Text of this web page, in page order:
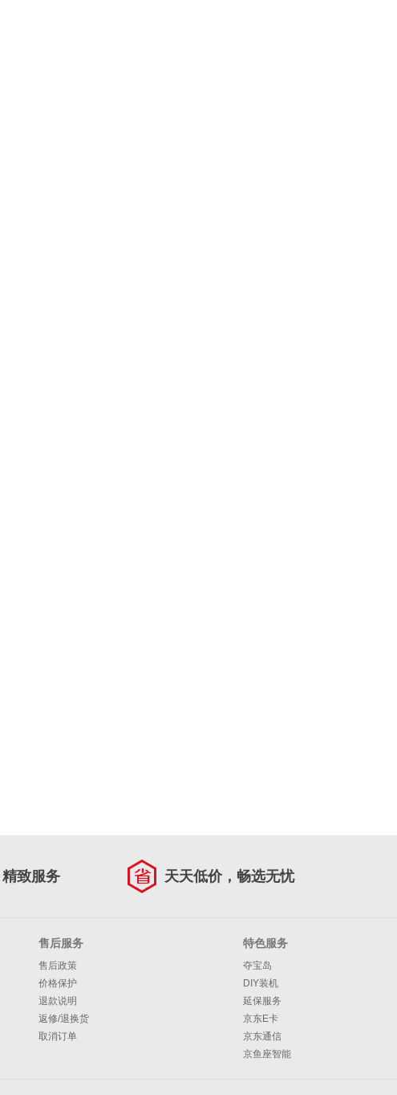
致服务 天天低价，畅选无忧
售后服务
售后政策
价格保护
退款说明
返修/退换货
取消订单
特色服务
夺宝岛
DIY装机
延保服务
京东E卡
京东通信
京鱼座智能